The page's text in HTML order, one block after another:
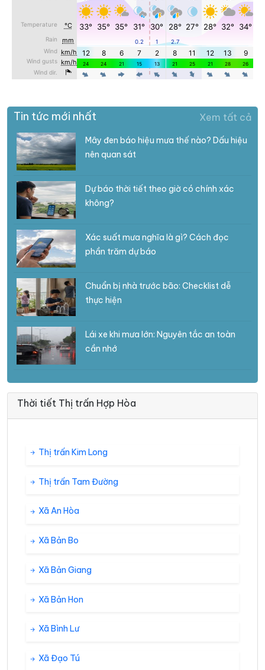
Tin tức mới nhất Xem tất cả
Mây đen báo hiệu mưa thế nào? Dấu hiệu
nên quan sát
Dự báo thời tiết theo giờ có chính xác
không?
Xác suất mưa nghĩa là gì? Cách đọc
phần trăm dự báo
Chuẩn bị nhà trước bão: Checklist dễ
thực hiện
Lái xe khi mưa lớn: Nguyên tắc an toàn
cần nhớ
Thời tiết Thị trấn Hợp Hòa
Thị trấn Kim Long
Thị trấn Tam Đường
Xã An Hòa
Xã Bản Bo
Xã Bản Giang
Xã Bản Hon
Xã Bình Lư
Xã Đạo Tú